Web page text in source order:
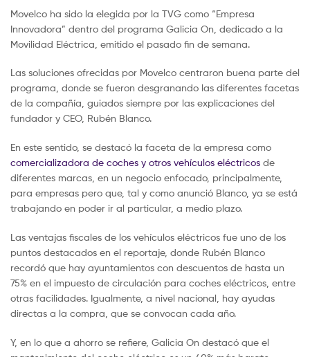
Movelco ha sido la elegida por la TVG como “Empresa
Innovadora” dentro del programa Galicia On, dedicado a la
Movilidad Eléctrica, emitido el pasado fin de semana.
Las soluciones ofrecidas por Movelco centraron buena parte del
programa, donde se fueron desgranando las diferentes facetas
de la compañía, guiados siempre por las explicaciones del
fundador y CEO, Rubén Blanco.
En este sentido, se destacó la faceta de la empresa como
comercializadora de coches y otros vehículos eléctricos de
diferentes marcas, en un negocio enfocado, principalmente,
para empresas pero que, tal y como anunció Blanco, ya se está
trabajando en poder ir al particular, a medio plazo.
Las ventajas fiscales de los vehículos eléctricos fue uno de los
puntos destacados en el reportaje, donde Rubén Blanco
recordó que hay ayuntamientos con descuentos de hasta un
75% en el impuesto de circulación para coches eléctricos, entre
otras facilidades. Igualmente, a nivel nacional, hay ayudas
directas a la compra, que se convocan cada año.
Y, en lo que a ahorro se refiere, Galicia On destacó que el